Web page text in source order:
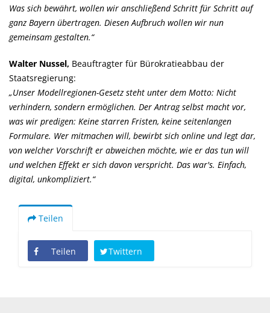
Was sich bewährt, wollen wir anschließend Schritt für Schritt auf
ganz Bayern übertragen. Diesen Aufbruch wollen wir nun
gemeinsam gestalten.“
Walter Nussel, Beauftragter für Bürokratieabbau der
Staatsregierung:
Unser Modellregionen-Gesetz steht unter dem Motto: Nicht
verhindern, sondern ermöglichen. Der Antrag selbst macht vor,
was wir predigen: Keine starren Fristen, keine seitenlangen
Formulare. Wer mitmachen will, bewirbt sich online und legt dar,
von welcher Vorschrift er abweichen möchte, wie er das tun will
und welchen Effekt er sich davon verspricht. Das war's. Einfach,
digital, unkompliziert.“
Teilen
Teilen Twittern